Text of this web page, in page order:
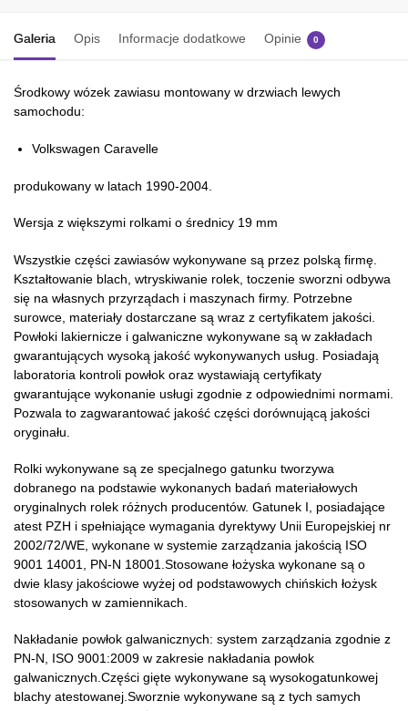
Galeria Opis Informacje dodatkowe Opinie 0
Środkowy wózek zawiasu montowany w drzwiach lewych
samochodu:
Volkswagen Caravelle
produkowany w latach 1990-2004.
Wersja z większymi rolkami o średnicy 19 mm
Wszystkie części zawiasów wykonywane są przez polską firmę.
Kształtowanie blach, wtryskiwanie rolek, toczenie sworzni odbywa
się na własnych przyrządach i maszynach firmy. Potrzebne
surowce, materiały dostarczane są wraz z certyfikatem jakości.
Powłoki lakiernicze i galwaniczne wykonywane są w zakładach
gwarantujących wysoką jakość wykonywanych usług. Posiadają
laboratoria kontroli powłok oraz wystawiają certyfikaty
gwarantujące wykonanie usługi zgodnie z odpowiednimi normami.
Pozwala to zagwarantować jakość części dorównującą jakości
oryginału.
Rolki wykonywane są ze specjalnego gatunku tworzywa
dobranego na podstawie wykonanych badań materiałowych
oryginalnych rolek różnych producentów. Gatunek I, posiadające
atest PZH i spełniające wymagania dyrektywy Unii Europejskiej nr
2002/72/WE, wykonane w systemie zarządzania jakością ISO
9001 14001, PN-N 18001.Stosowane łożyska wykonane są o
dwie klasy jakościowe wyżej od podstawowych chińskich łożysk
stosowanych w zamiennikach.
Nakładanie powłok galwanicznych: system zarządzania zgodnie z
PN-N, ISO 9001:2009 w zakresie nakładania powłok
galwanicznych.Części gięte wykonywane są wysokogatunkowej
blachy atestowanej.Sworznie wykonywane są z tych samych